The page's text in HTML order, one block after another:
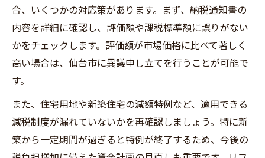
合、いくつかの対応策があります。まず、納税通知書の
内容を詳細に確認し、評価額や課税標準額に誤りがない
かをチェックします。評価額が市場価格に比べて著しく
高い場合は、仙台市に異議申し立てを行うことが可能で
す。
また、住宅用地や新築住宅の減額特例など、適用できる
減税制度が漏れていないかを再確認しましょう。特に新
築から一定期間が過ぎると特例が終了するため、今後の